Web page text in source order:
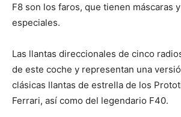
F8 son los faros, que tienen máscaras
especiales.
Las llantas direccionales de cinco
de este coche y representan una
clásicas llantas de estrella de los
Ferrari, así como del legendario F40.